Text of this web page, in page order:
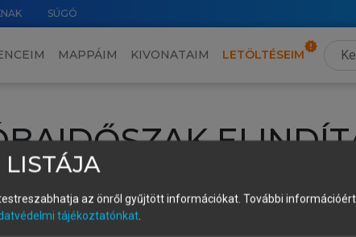
SÚGÓ
MAPPÁIM KIVONATAIM LETÖLTÉSEIM
lépj be a saját fiókoddal, iskolai azonosítóddal vagy
felhasználóként1 óra díjmentes hozzáférésrevagy
elindításához,
vagy hozz
LISTÁJA
az önről gyűjtött információkat. További
tájékoztatónkat.